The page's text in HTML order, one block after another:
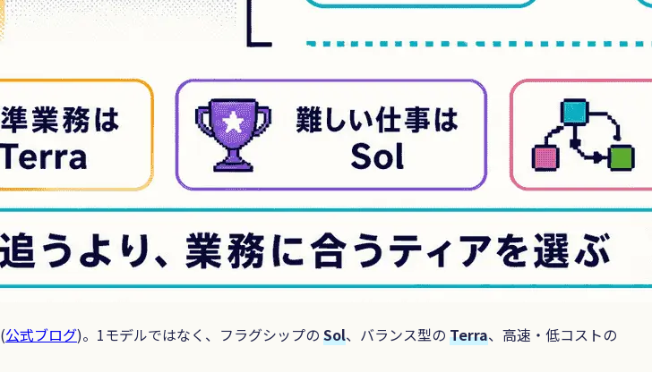
公式ブログ)。1モデルではなく、フラグシップの Sol、バランス型の Terra、高速・低コストの